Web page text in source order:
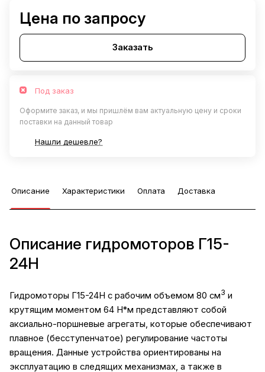
Цена по запросу
Заказать
Под заказ
Оформите заказ, и мы пришлём вам актуальную цену и сроки
поставки на данный товар
Нашли дешевле?
Описание Характеристики Оплата Доставка
Описание гидромоторов Г15-
24Н
Гидромоторы Г15-24Н с рабочим объемом 80 см3 и
крутящим моментом 64 Н*м представляют собой
аксиально-поршневые агрегаты, которые обеспечивают
плавное (бесступенчатое) регулирование частоты
вращения. Данные устройства ориентированы на
эксплуатацию в следящих механизмах, а также в